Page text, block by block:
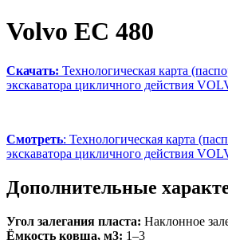
Volvo EC 480
Скачать: Технологическая карта
экскаватора цикличного действия
Смотреть: Технологическая карта
экскаватора цикличного действия
Дополнительные
Угол залегания пласта: Наклонное
Ёмкость ковша, м3: 1–3